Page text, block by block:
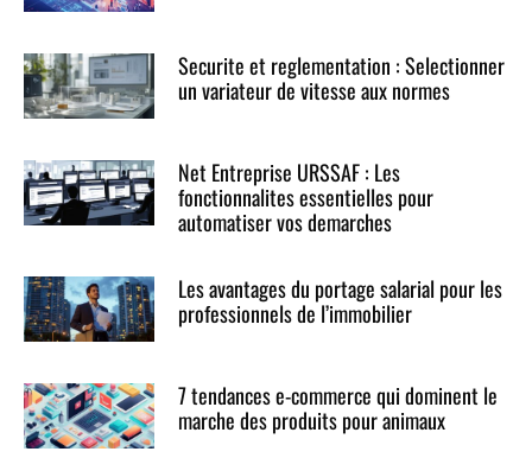
Securite et reglementation : Selectionner
un variateur de vitesse aux normes
Net Entreprise URSSAF : Les
fonctionnalites essentielles pour
automatiser vos demarches
Les avantages du portage salarial pour les
professionnels de l’immobilier
7 tendances e-commerce qui dominent le
marche des produits pour animaux